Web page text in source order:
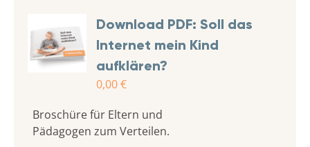
Download PDF: Soll das
Internet mein Kind
aufklären?
0,00€
Broschüre für Eltern und
Pädagogen zum Verteilen.